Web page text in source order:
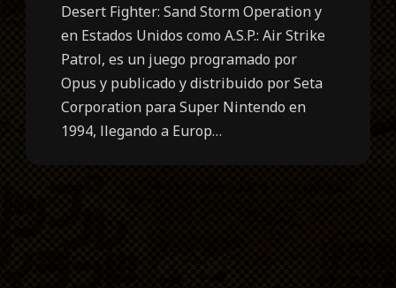
Desert Fighter: Sand Storm Operation y
en Estados Unidos como A.S.P.: Air Strike
Patrol, es un juego programado por
Opus y publicado y distribuido por Seta
Corporation para Super Nintendo en
1994, llegando a Europ…